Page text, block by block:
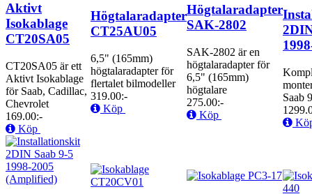
Aktivt
Isokablage
CT20SA05
CT20SA05 är ett
Aktivt Isokablage
för Saab, Cadillac,
Chevrolet
169.00:-
Köp
Högtalaradapter
CT25AU05
6,5" (165mm)
högtalaradapter för
flertalet bilmodeller
319.00:-
Köp
Högtalaradapter
SAK-2802
SAK-2802 är en
högtalaradapter för
6,5" (165mm)
högtalare
275.00:-
Köp
Saab